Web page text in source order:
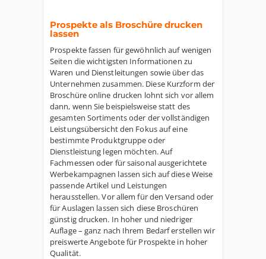
Prospekte als Broschüre drucken
lassen
Prospekte fassen für gewöhnlich auf wenigen
Seiten die wichtigsten Informationen zu
Waren und Dienstleitungen sowie über das
Unternehmen zusammen. Diese Kurzform der
Broschüre online drucken lohnt sich vor allem
dann, wenn Sie beispielsweise statt des
gesamten Sortiments oder der vollständigen
Leistungsübersicht den Fokus auf eine
bestimmte Produktgruppe oder
Dienstleistung legen möchten. Auf
Fachmessen oder für saisonal ausgerichtete
Werbekampagnen lassen sich auf diese Weise
passende Artikel und Leistungen
herausstellen. Vor allem für den Versand oder
für Auslagen lassen sich diese Broschüren
günstig drucken. In hoher und niedriger
Auflage – ganz nach Ihrem Bedarf erstellen wir
preiswerte Angebote für Prospekte in hoher
Qualität.